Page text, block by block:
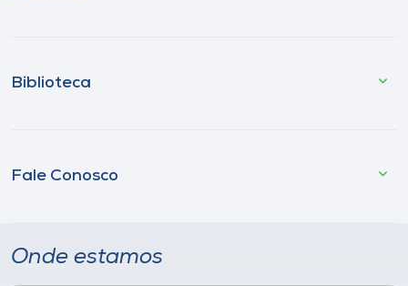
Biblioteca
Fale Conosco
Onde estamos